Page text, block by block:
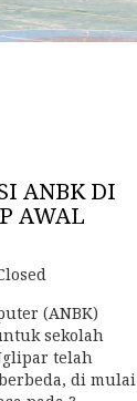
ANBK DI
AWAL
(ANBK)
sekolah
telah
di mulai